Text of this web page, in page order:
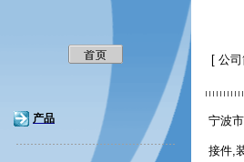
产品
[ 公
宁波
接件,